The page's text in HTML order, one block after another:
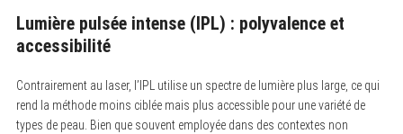
Lumière pulsée intense (IPL) : polyvalence et
accessibilité
Contrairement au laser, l’IPL utilise un spectre de lumière plus large, ce qui
rend la méthode moins ciblée mais plus accessible pour une variété de
types de peau. Bien que souvent employée dans des contextes non